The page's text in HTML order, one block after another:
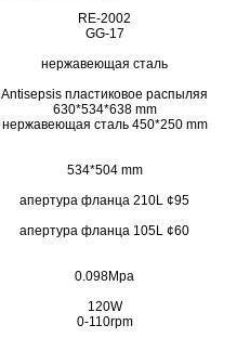
RE-2002
GG-17
нержавеющая сталь
Antisepsis пластиковое распыляя
630*534*638 mm
нержавеющая сталь 450*250 mm
534*504 mm
апертура фланца 210L ¢95
апертура фланца 105L ¢60
0.098Mpa
120W
0-110rpm